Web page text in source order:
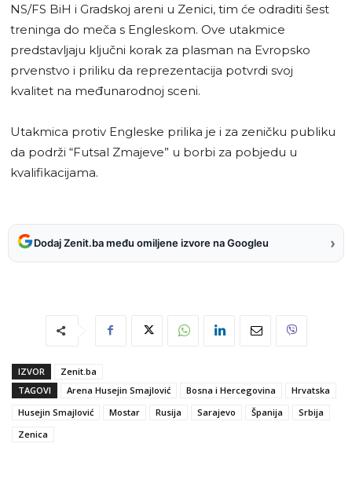
NS/FS BiH i Gradskoj areni u Zenici, tim će odraditi šest
treninga do meča s Engleskom. Ove utakmice
predstavljaju ključni korak za plasman na Evropsko
prvenstvo i priliku da reprezentacija potvrdi svoj
kvalitet na međunarodnoj sceni.
Utakmica protiv Engleske prilika je i za zeničku publiku
da podrži “Futsal Zmajeve” u borbi za pobjedu u
kvalifikacijama.
Dodaj Zenit.ba među omiljene izvore na Googleu ›
IZVOR
Zenit.ba
TAGOVI
Arena Husejin Smajlović Bosna i Hercegovina
Hrvatska
Husejin Smajlović
Mostar Rusija Sarajevo Španija
Srbija
Zenica